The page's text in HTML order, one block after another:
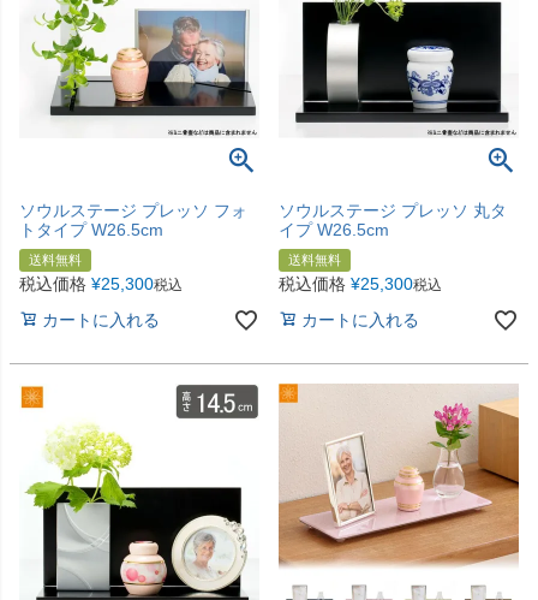
ソウルステージ プレッソ フォ
トタイプ W26.5cm
送料無料
税込価格 ¥25,300税込
カートに入れる
ソウルステージ プレッソ 丸タ
イプ W26.5cm
送料無料
税込価格 ¥25,300税込
カートに入れる